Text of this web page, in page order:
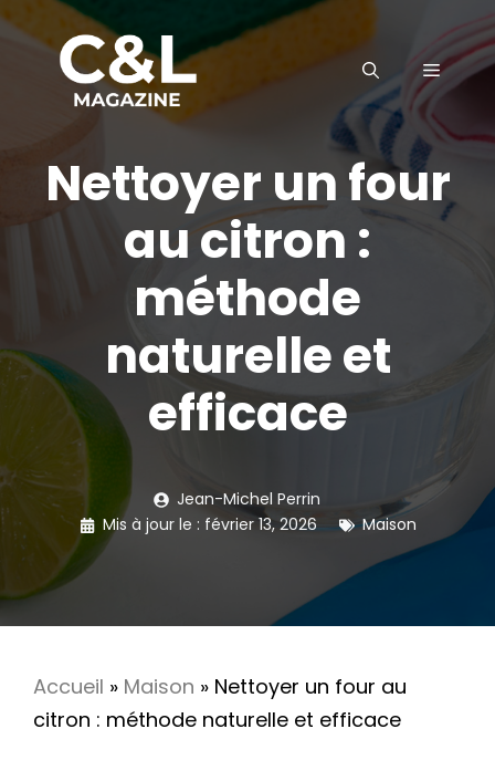
Aller
contenu
MENU
Nettoyer un four
au citron :
méthode
naturelle et
efficace
Jean-Michel Perrin
Mis à jour le : février 13, 2026 Maison
Accueil » Maison » Nettoyer un four au
citron : méthode naturelle et efficace